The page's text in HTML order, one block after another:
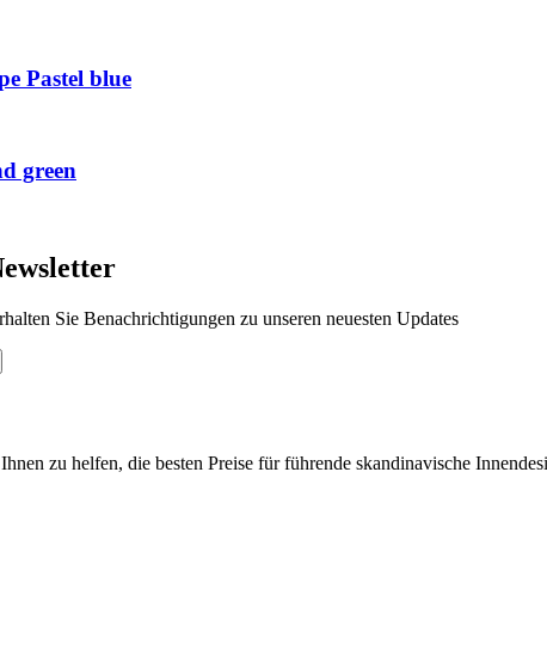
Pastel blue
green
Sie Benachrichtigungen zu unseren neuesten Updates
zu helfen, die besten Preise für führende skandinavische